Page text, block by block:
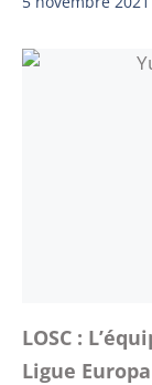
LOSC :
Ligue Europa